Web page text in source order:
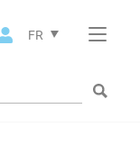
FR